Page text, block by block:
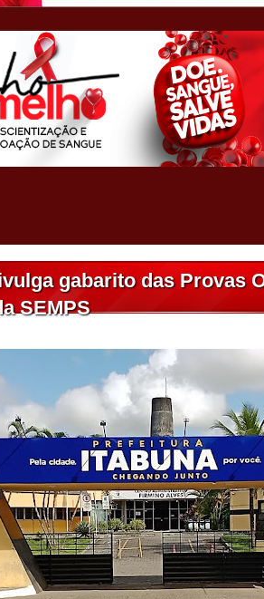
gabarito das Provas
SEMPS